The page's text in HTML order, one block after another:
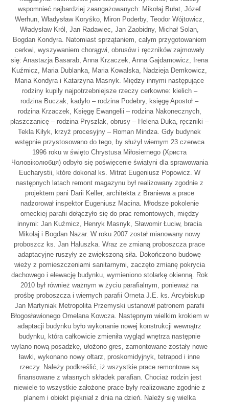
wspomnieć najbardziej zaangażowanych: Mikołaj Bułat, Józef
Werhun, Władysław Koryśko, Miron Poderby, Teodor Wójtowicz,
Władysław Król, Jan Radawiec, Jan Zaobidny, Michał Solan,
Bogdan Kondyra. Natomiast sprzątaniem, całym przygotowaniem
cerkwi, wyszywaniem chorągwi, obrusów i ręczników zajmowały
się: Anastazja Basarab, Anna Krzaczek, Anna Gajdamowicz, Irena
Kuźmicz, Maria Dublanka, Maria Kowalska, Nadzieja Demkowicz,
Maria Kondyra i Katarzyna Masnyk. Między innymi następujące
rodziny kupiły najpotrzebniejsze rzeczy cerkowne: kielich –
rodzina Buczak, kadyło – rodzina Podebry, księgę Apostoł –
rodzina Krzaczek, Księgę Ewangelii – rodzina Nakonecznych,
płaszczanicę – rodzina Pryszlak, obrusy – Helena Duka, ręczniki –
Tekla Kiłyk, krzyż procesyjny – Roman Mindza. Gdy budynek
wstępnie przystosowano do tego, by służył wiernym 23 czerwca
1996 roku w święto Chrystusa Miłosiernego (Христа
Чоловіколюбця) odbyło się poświęcenie świątyni dla sprawowania
Eucharystii, które dokonał ks. Mitrat Eugeniusz Popowicz. W
następnych latach remont magazynu był realizowany zgodnie z
projektem pani Darii Keller, architekta z Braniewa a prace
nadzorował inspektor Eugeniusz Macina. Młodsze pokolenie
orneckiej parafii dołączyło się do prac remontowych, między
innymi: Jan Kuźmicz, Henryk Masnyk, Sławomir Łuciw, bracia
Mikołaj i Bogdan Nazar. W roku 2007 został mianowany nowy
proboszcz ks. Jan Hałuszka. Wraz ze zmianą proboszcza prace
adaptacyjne ruszyły ze zwiększoną siła. Dokończono budowę
wieży z pomieszczeniami sanitarnymi, zaczęto zmianę pokrycia
dachowego i elewację budynku, wymieniono stolarkę okienną. Rok
2010 był również ważnym w życiu parafialnym, ponieważ na
prośbę proboszcza i wiernych parafii Orneta J.E. ks. Arcybiskup
Jan Martyniak Metropolita Przemyski ustanowił patronem parafii
Błogosławionego Omelana Kowcza. Następnym wielkim krokiem w
adaptacji budynku było wykonanie nowej konstrukcji wewnątrz
budynku, która całkowicie zmieniła wygląd wnętrza następnie
wylano nową posadzkę, ułożono gres, zamontowane zostały nowe
ławki, wykonano nowy ołtarz, proskomidyjnyk, tetrapod i inne
rzeczy. Należy podkreślić, iż wszystkie prace remontowe są
finansowane z własnych składek parafian. Chociaż rodzin jest
niewiele to wszystkie założone prace były realizowane zgodnie z
planem i obiekt piękniał z dnia na dzień. Należy się wielka